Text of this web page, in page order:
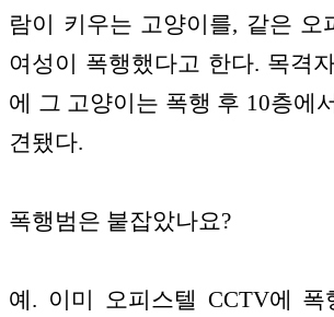
람이 키우는 고양이를, 같은 오
여성이 폭행했다고 한다. 목격
에 그 고양이는 폭행 후 10층에
견됐다.
폭행범은 붙잡았나요?
예. 이미 오피스텔 CCTV에